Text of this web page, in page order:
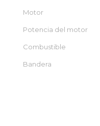
Motor
Potencia del motor
Combustible
Bandera